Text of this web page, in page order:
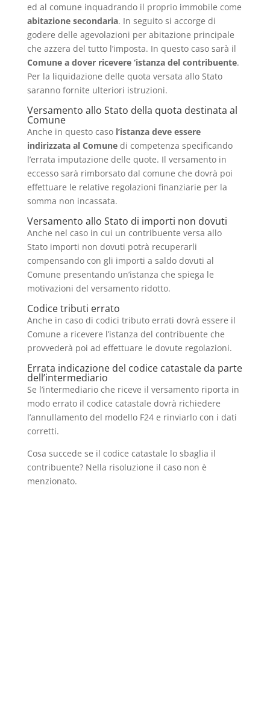
ed al comune inquadrando il proprio immobile come
abitazione secondaria. In seguito si accorge di
godere delle agevolazioni per abitazione principale
che azzera del tutto l’imposta. In questo caso sarà il
Comune a dover ricevere ‘istanza del contribuente.
Per la liquidazione delle quota versata allo Stato
saranno fornite ulteriori istruzioni.
Versamento allo Stato della quota destinata al
Comune
Anche in questo caso l’istanza deve essere
indirizzata al Comunedi competenza specificando
l’errata imputazione delle quote. Il versamento in
eccesso sarà rimborsato dal comune che dovrà poi
effettuare le relative regolazioni finanziarie per la
somma non incassata.
Versamento allo Stato di importi non dovuti
Anche nel caso in cui un contribuente versa allo
Stato importi non dovuti potrà recuperarli
compensando con gli importi a saldo dovuti al
Comune presentando un’istanza che spiega le
motivazioni del versamento ridotto.
Codice tributi errato
Anche in caso di codici tributo errati dovrà essere il
Comune a ricevere l’istanza del contribuente che
provvederà poi ad effettuare le dovute regolazioni.
Errata indicazione del codice catastale da parte
dell’intermediario
Se l’intermediario che riceve il versamento riporta in
modo errato il codice catastale dovrà richiedere
l’annullamento del modello F24 e rinviarlo con i dati
corretti.
Cosa succede se il codice catastale lo sbaglia il
contribuente? Nella risoluzione il caso non è
menzionato.